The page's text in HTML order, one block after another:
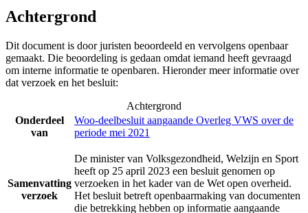
Achtergrond
Dit document is door juristen beoordeeld en vervolgens openbaar
gemaakt. Die beoordeling is gedaan omdat iemand heeft gevraagd
om interne informatie te openbaren. Hieronder meer informatie over
dat verzoek en het besluit:
Achtergrond
Onderdeel
van
Woo-deelbesluit aangaande Overleg VWS over de
periode mei 2021
Samenvatting
verzoek
De minister van Volksgezondheid, Welzijn en Sport
heeft op 25 april 2023 een besluit genomen op
verzoeken in het kader van de Wet open overheid.
Het besluit betreft openbaarmaking van documenten
die betrekking hebben op informatie aangaande